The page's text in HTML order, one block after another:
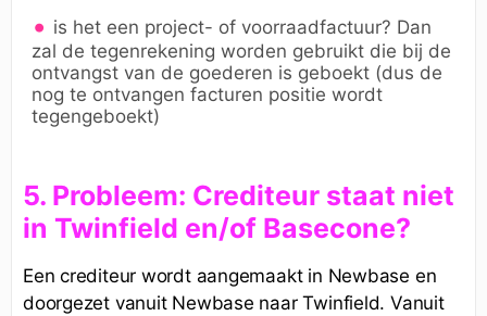
is het een project- of voorraadfactuur? Dan
zal de tegenrekening worden gebruikt die bij de
ontvangst van de goederen is geboekt (dus de
nog te ontvangen facturen positie wordt
tegengeboekt)
5. Probleem: Crediteur staat niet
in Twinfield en/of Basecone?
Een crediteur wordt aangemaakt in Newbase en
doorgezet vanuit Newbase naar Twinfield. Vanuit